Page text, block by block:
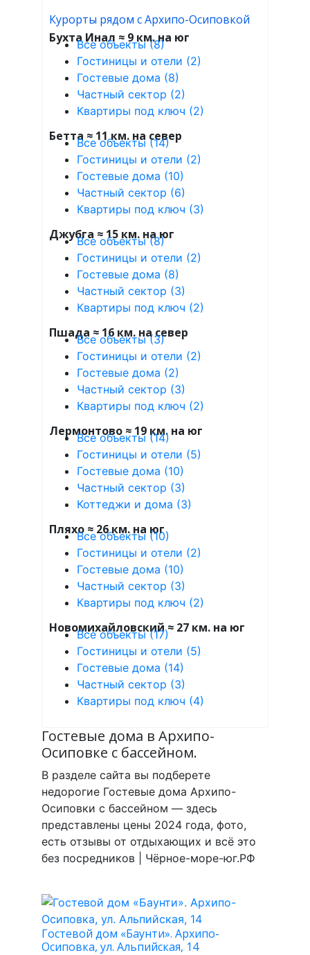
Курорты рядом с Архипо-Осиповкой
Бухта Инал ≈ 9 км. на юг
Все объекты (8)
Гостиницы и отели (2)
Гостевые дома (8)
Частный сектор (2)
Квартиры под ключ (2)
Бетта ≈ 11 км. на север
Все объекты (14)
Гостиницы и отели (2)
Гостевые дома (10)
Частный сектор (6)
Квартиры под ключ (3)
Джубга ≈ 15 км. на юг
Все объекты (8)
Гостиницы и отели (2)
Гостевые дома (8)
Частный сектор (3)
Квартиры под ключ (2)
Пшада ≈ 16 км. на север
Все объекты (3)
Гостиницы и отели (2)
Гостевые дома (2)
Частный сектор (3)
Квартиры под ключ (2)
Лермонтово ≈ 19 км. на юг
Все объекты (14)
Гостиницы и отели (5)
Гостевые дома (10)
Частный сектор (3)
Коттеджи и дома (3)
Пляхо ≈ 26 км. на юг
Все объекты (10)
Гостиницы и отели (2)
Гостевые дома (10)
Частный сектор (3)
Квартиры под ключ (2)
Новомихайловский ≈ 27 км. на юг
Все объекты (17)
Гостиницы и отели (5)
Гостевые дома (14)
Частный сектор (3)
Квартиры под ключ (4)
Гостевые дома в Архипо-
Осиповке с бассейном.
В разделе сайта вы подберете
недорогие Гостевые дома Архипо-
Осиповки с бассейном — здесь
представлены цены 2024 года, фото,
есть отзывы от отдыхающих и всё это
без посредников | Чёрное-море-юг.РФ
Гостевой дом «Баунти». Архипо-
Осиповка, ул. Альпийская, 14